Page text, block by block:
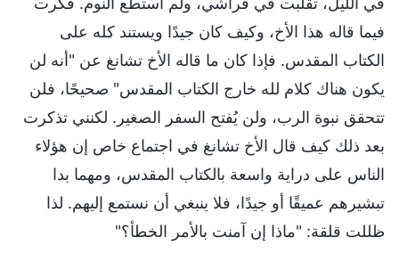
فيما قاله هذا الأخ، وكيف كان جيدًا ويستند كله على
الكتاب المقدس. فإذا كان ما قاله الأخ تشانغ عن "أنه لن
يكون هناك كلام لله خارج الكتاب المقدس" صحيحًا، فلن
تتحقق نبوة الرب، ولن يُفتح السفر الصغير. لكنني تذكرت
بعد ذلك كيف قال الأخ تشانغ في اجتماع خاص إن هؤلاء
الناس على دراية واسعة بالكتاب المقدس، ومهما بدا
تبشيرهم عميقًا أو جيدًا، فلا ينبغي أن نستمع إليهم. لذا
ظللت قلقة: "ماذا إن آمنت بالأمر الخطأ؟"